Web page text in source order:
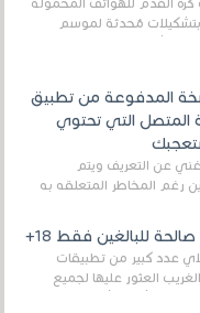
بتشكيلات مُحدثة لموسم
المدفوعة من تطبيق
المتصل التي تحتوي
أصبح تطبيق Truecaller غني عن التعريف ويتم
رغم المخاطر المتعلقه به
للبالغين فقط 18+
عدد كبير من تطبيقات
العثور عليها لجميع